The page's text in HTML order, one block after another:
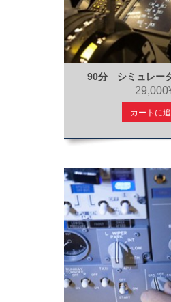
90分 シミュレー
カートに